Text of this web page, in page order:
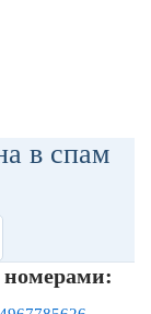
в спам
номерами: